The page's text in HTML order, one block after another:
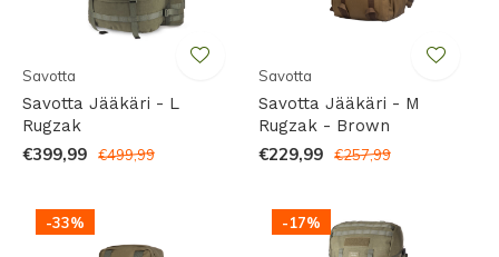
Savotta
Savotta Jääkäri - L
Rugzak
€399,99 €499,99
Savotta
Savotta Jääkäri - M
Rugzak - Brown
€229,99 €257,99
-33% -17%